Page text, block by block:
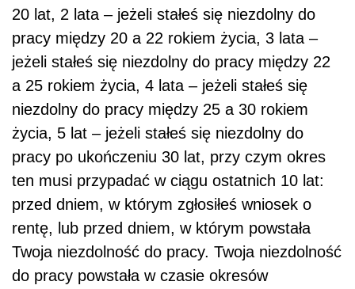
20 lat, 2 lata – jeżeli stałeś się niezdolny do
pracy między 20 a 22 rokiem życia, 3 lata –
jeżeli stałeś się niezdolny do pracy między 22
a 25 rokiem życia, 4 lata – jeżeli stałeś się
niezdolny do pracy między 25 a 30 rokiem
życia, 5 lat – jeżeli stałeś się niezdolny do
pracy po ukończeniu 30 lat, przy czym okres
ten musi przypadać w ciągu ostatnich 10 lat:
przed dniem, w którym zgłosiłeś wniosek o
rentę, lub przed dniem, w którym powstała
Twoja niezdolność do pracy. Twoja niezdolność
do pracy powstała w czasie okresów